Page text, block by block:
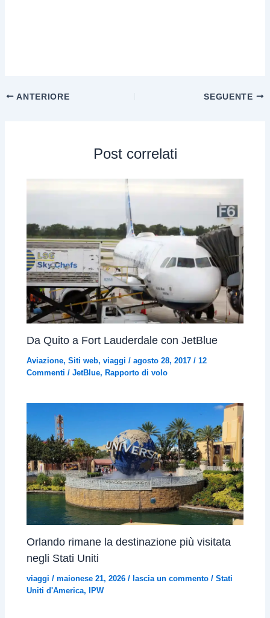
ANTERIORE SEGUENTE
Post correlati
Da Quito a Fort Lauderdale con JetBlue
Aviazione,Siti web,viaggi /agosto 28, 2017/12
Commenti /JetBlue, Rapporto di volo
Orlando rimane la destinazione più visitata
negli Stati Uniti
viaggi /maionese 21, 2026/ lascia un commento /Stati
Uniti d'America, IPW